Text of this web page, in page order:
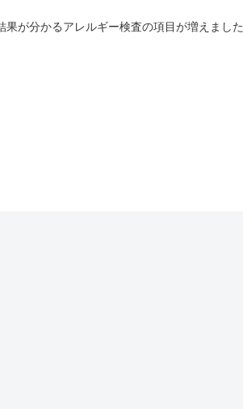
果が分かるアレルギー検査の項目が増えました